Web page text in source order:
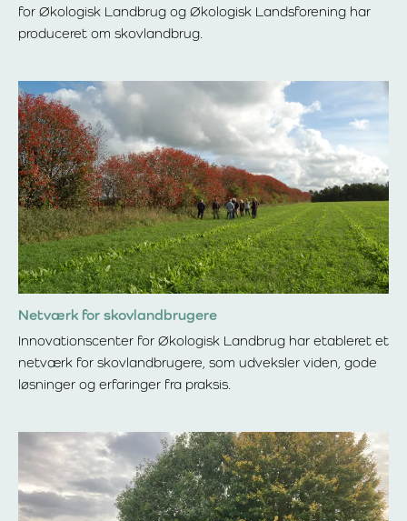
for Økologisk Landbrug og Økologisk Landsforening har
produceret om skovlandbrug.
Netværk for skovlandbrugere
Innovationscenter for Økologisk Landbrug har etableret et
netværk for skovlandbrugere, som udveksler viden, gode
løsninger og erfaringer fra praksis.